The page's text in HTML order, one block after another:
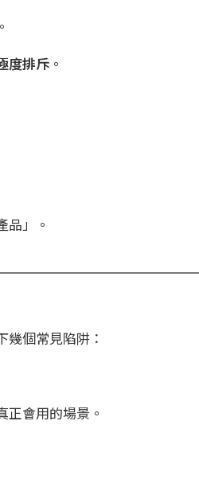
度排斥 。
品」。
個常見陷阱：
會用的場景。